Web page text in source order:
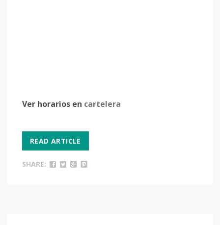
Ver horarios en cartelera
READ ARTICLE
SHARE: